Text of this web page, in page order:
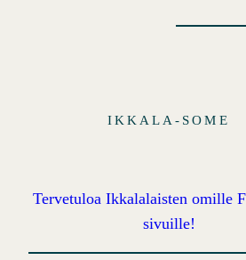
IKKALA-SOME
Tervetuloa Ikkalalaisten omille
sivuille!